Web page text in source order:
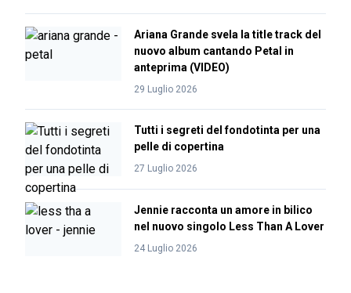
Ariana Grande svela la title track del
nuovo album cantando Petal in
anteprima (VIDEO)
29 Luglio 2026
Tutti i segreti del fondotinta per una
pelle di copertina
27 Luglio 2026
Jennie racconta un amore in bilico
nel nuovo singolo Less Than A Lover
24 Luglio 2026